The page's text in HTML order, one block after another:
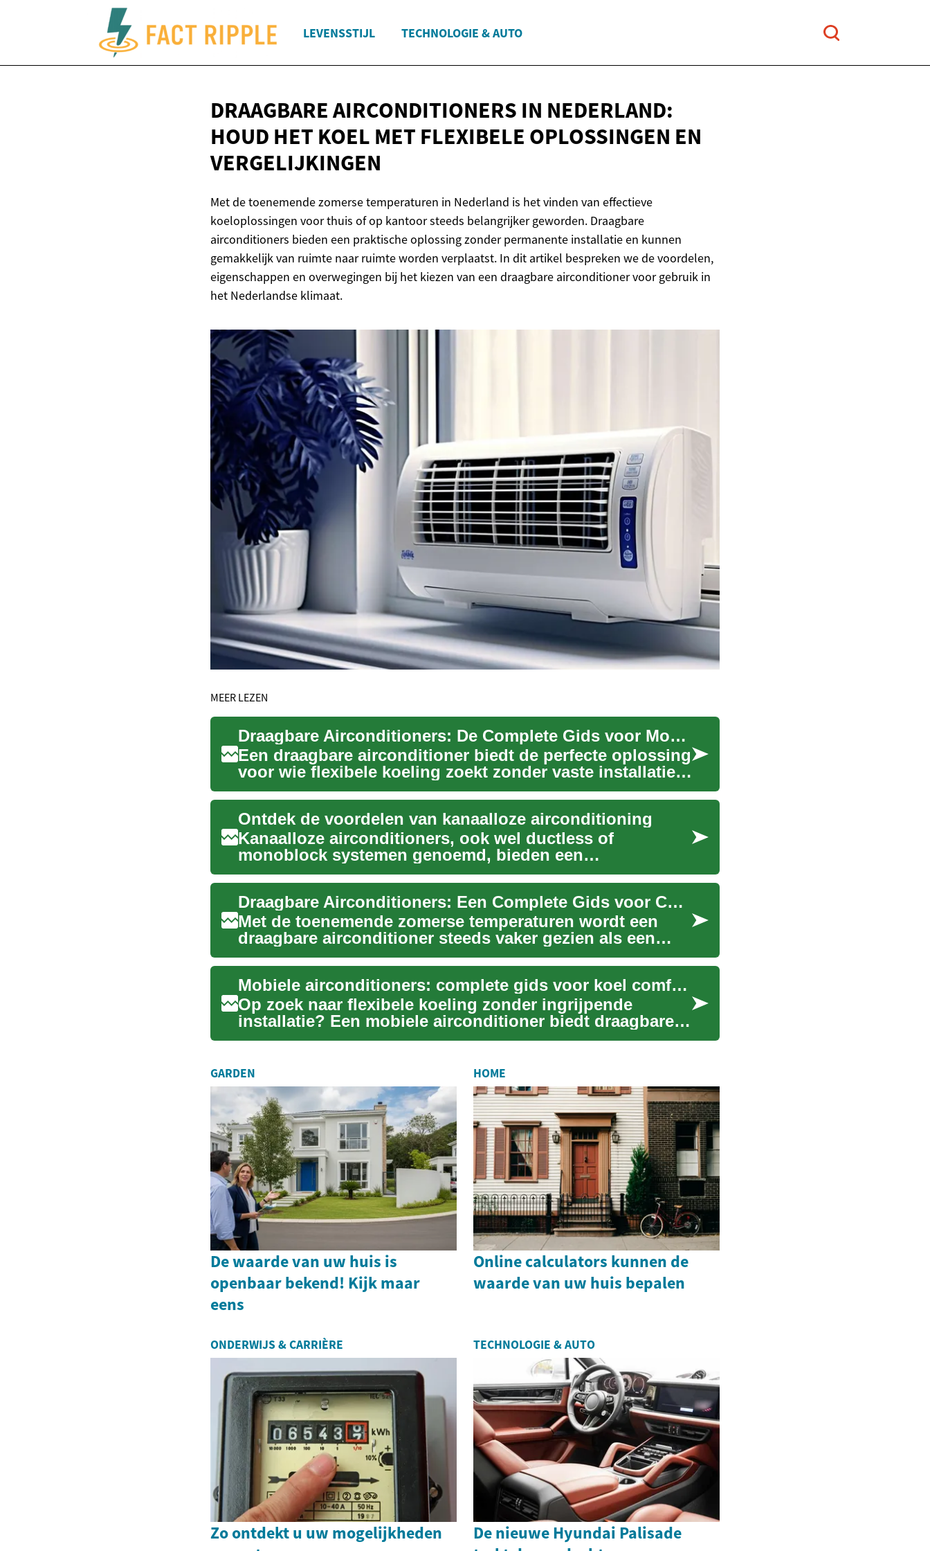
LEVENSSTIJL TECHNOLOGIE & AUTO
DRAAGBARE AIRCONDITIONERS IN NEDERLAND:
HOUD HET KOEL MET FLEXIBELE OPLOSSINGEN EN
VERGELIJKINGEN
Met de toenemende zomerse temperaturen in Nederland is het vinden van effectieve
koeloplossingen voor thuis of op kantoor steeds belangrijker geworden. Draagbare
airconditioners bieden een praktische oplossing zonder permanente installatie en kunnen
gemakkelijk van ruimte naar ruimte worden verplaatst. In dit artikel bespreken we de voordelen,
eigenschappen en overwegingen bij het kiezen van een draagbare airconditioner voor gebruik in
het Nederlandse klimaat.
MEER LEZEN
Draagbare Airconditioners: De Complete Gids voor Mobiele Verkoeling
Een draagbare airconditioner biedt de perfecte oplossing
voor wie flexibele koeling zoekt zonder vaste installatie.
D...
Ontdek de voordelen van kanaalloze airconditioning
Kanaalloze airconditioners, ook wel ductless of
monoblock systemen genoemd, bieden een
revolutionaire aanpak voor kli...
Draagbare Airconditioners: Een Complete Gids voor Comfort Tijdens Warme Dagen
Met de toenemende zomerse temperaturen wordt een
draagbare airconditioner steeds vaker gezien als een
praktische oplo...
Mobiele airconditioners: complete gids voor koel comfort
Op zoek naar flexibele koeling zonder ingrijpende
installatie? Een mobiele airconditioner biedt draagbare,
energiezui...
GARDEN
De waarde van uw huis is
openbaar bekend! Kijk maar
eens
HOME
Online calculators kunnen de
waarde van uw huis bepalen
ONDERWIJS & CARRIÈRE
Zo ontdekt u uw mogelijkheden
TECHNOLOGIE & AUTO
De nieuwe Hyundai Palisade